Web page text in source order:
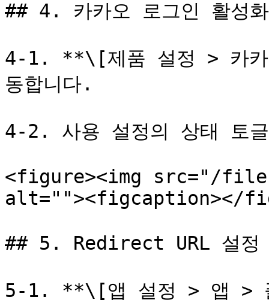
## 4. 카카오 로그인 활성화
4-1. **\[제품 설정 > 카카
동합니다.
4-2. 사용 설정의 상태 토글
<figure><img src="/files/
alt=""><figcaption></
## 5. Redirect URL 설정
5-1. **\[앱 설정 > 앱 >